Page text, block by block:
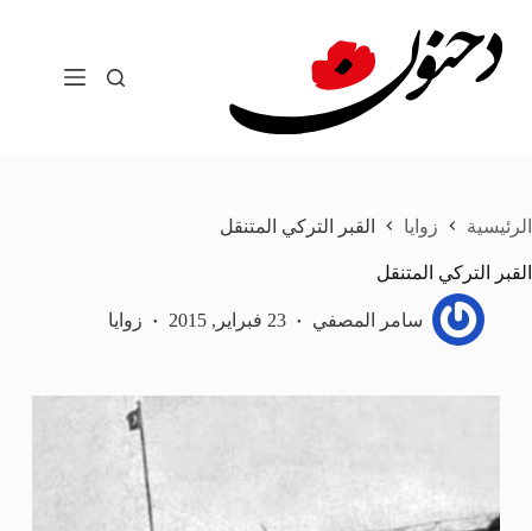
المحتوى
الرئيسية زوايا القبر التركي المتنقل
القبر التركي المتنقل
سامر المصفي 23 فبراير, 2015 زوايا